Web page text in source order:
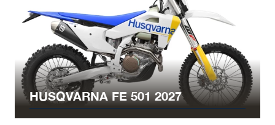
HUSQVARNA FE 501 2027